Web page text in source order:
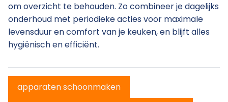
om overzicht te behouden. Zo combineer je dagelijks
onderhoud met periodieke acties voor maximale
levensduur en comfort van je keuken, en blijft alles
hygiënisch en efficiënt.
apparaten schoonmaken